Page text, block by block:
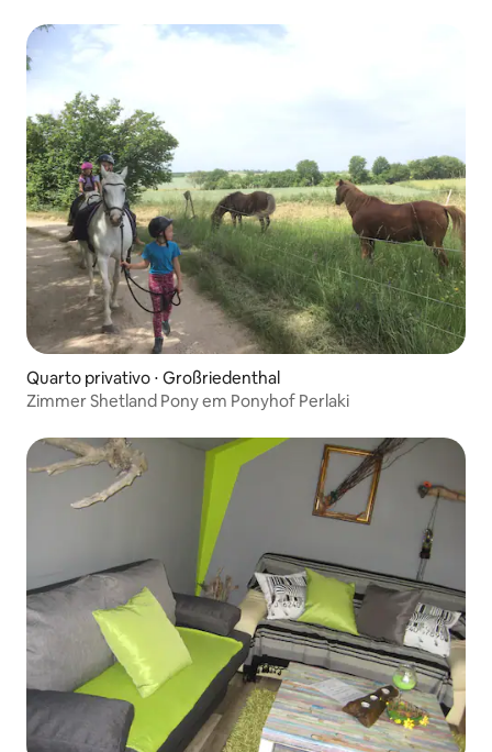
Quarto privativo ⋅ Großriedenthal
Zimmer Shetland Pony em Ponyhof Perlaki